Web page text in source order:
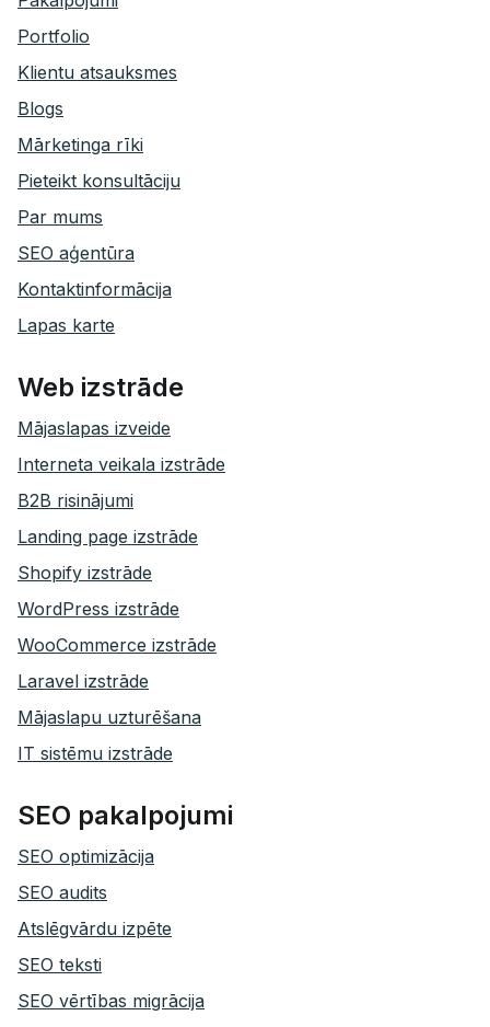
Portfolio
Klientu atsauksmes
Blogs
Mārketinga rīki
Pieteikt konsultāciju
Par mums
SEO aģentūra
Kontaktinformācija
Lapas karte
Web izstrāde
Mājaslapas izveide
Interneta veikala izstrāde
B2B risinājumi
Landing page izstrāde
Shopify izstrāde
WordPress izstrāde
WooCommerce izstrāde
Laravel izstrāde
Mājaslapu uzturēšana
IT sistēmu izstrāde
SEO pakalpojumi
SEO optimizācija
SEO audits
Atslēgvārdu izpēte
SEO teksti
SEO vērtības migrācija